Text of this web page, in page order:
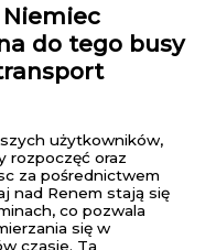
Niemiec
do tego busy
użytkowników,
rozpoczęć oraz
za pośrednictwem
nad Renem stają się
co pozwala
się w
czasie. Ta